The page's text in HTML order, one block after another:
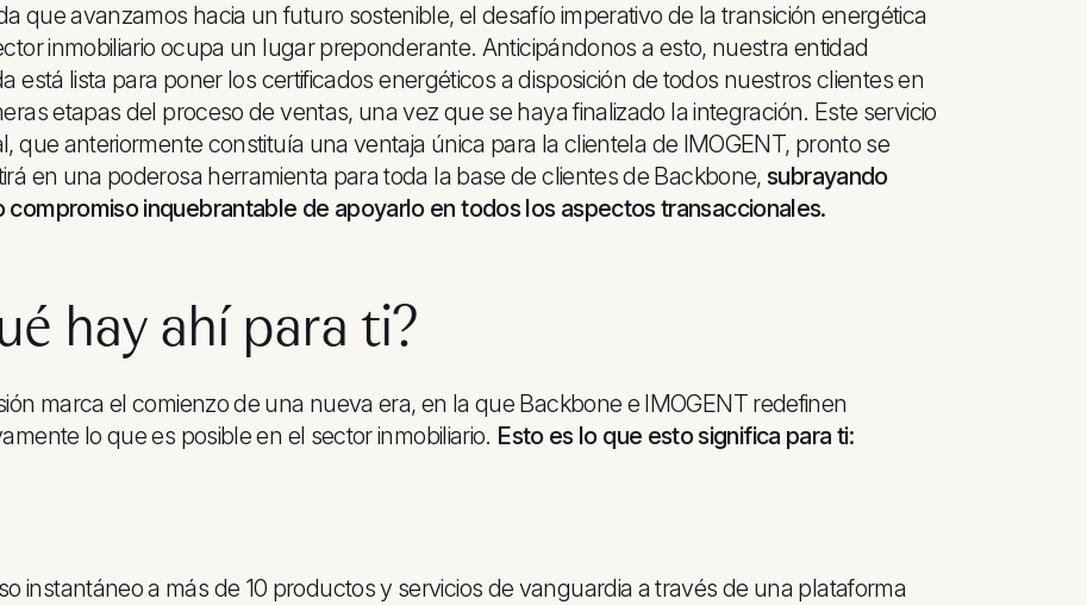
que avanzamos hacia un futuro sostenible, el desafío imperativo de la transición energética
inmobiliario ocupa un lugar preponderante. Anticipándonos a esto, nuestra entidad
está lista para poner los certificados energéticos a disposición de todos nuestros clientes en
etapas del proceso de ventas, una vez que se haya finalizado la integración. Este servicio
que anteriormente constituía una ventaja única para la clientela de IMOGENT, pronto se
en una poderosa herramienta para toda la base de clientes de Backbone,subrayando
compromiso inquebrantable de apoyarlo en todos los aspectos transaccionales.
hay ahí para ti?
marca el comienzo de una nueva era, en la que Backbone e IMOGENT redefinen
lo que es posible en el sector inmobiliario. Esto es lo que esto significa para ti:
instantáneo a más de 10 productos y servicios de vanguardia a través de una plataforma